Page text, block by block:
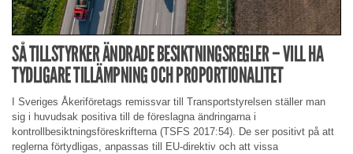
SÅ TILLSTYRKER ÄNDRADE BESIKTNINGSREGLER – VILL HA
TYDLIGARE TILLÄMPNING OCH PROPORTIONALITET
I Sveriges Åkeriföretags remissvar till Transportstyrelsen ställer man
sig i huvudsak positiva till de föreslagna ändringarna i
kontrollbesiktningsföreskrifterna (TSFS 2017:54). De ser positivt på att
reglerna förtydligas, anpassas till EU-direktiv och att vissa